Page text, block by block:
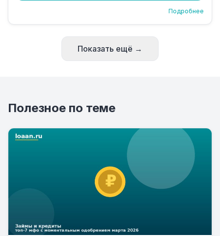
Подробнее
Показать ещё →
Полезное по теме